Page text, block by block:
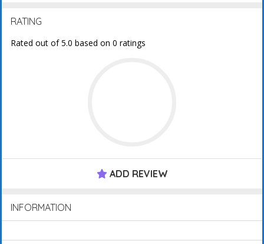
RATING
Rated out of 5.0 based on 0 ratings
ADD REVIEW
INFORMATION